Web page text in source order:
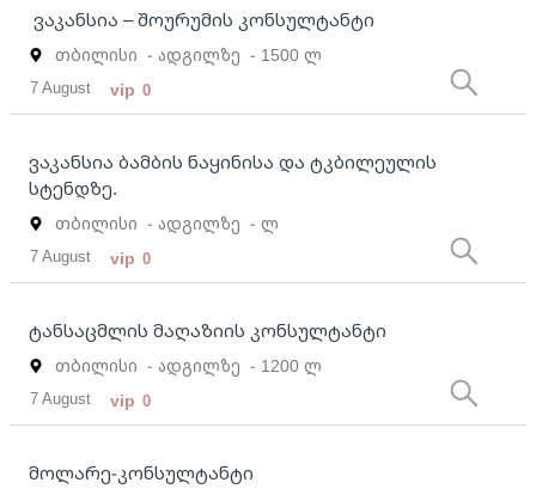
ვაკანსია – შოურუმის კონსულტანტი
თბილისი - ადგილზე - 1500 ლ
7 August vip 0
ვაკანსია ბამბის ნაყინისა და ტკბილეულის
სტენდზე.
თბილისი - ადგილზე - ლ
7 August vip 0
ტანსაცმლის მაღაზიის კონსულტანტი
თბილისი - ადგილზე - 1200 ლ
7 August vip 0
მოლარე-კონსულტანტი